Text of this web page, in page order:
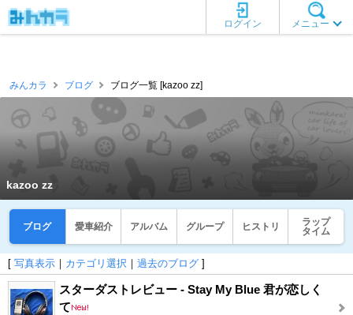
メニュー
ログイン
みんカラ ブログ ブログ一覧 [kazoo zz]
kazoo zz
ブログ 愛車紹介 アルバム グループ ヒストリ
ラップ
タイム
[ 写真表示 ｜ カテゴリ選択 ｜ 過去のブログ ]
スターダストレビュー - Stay My Blue 君が恋しく
て